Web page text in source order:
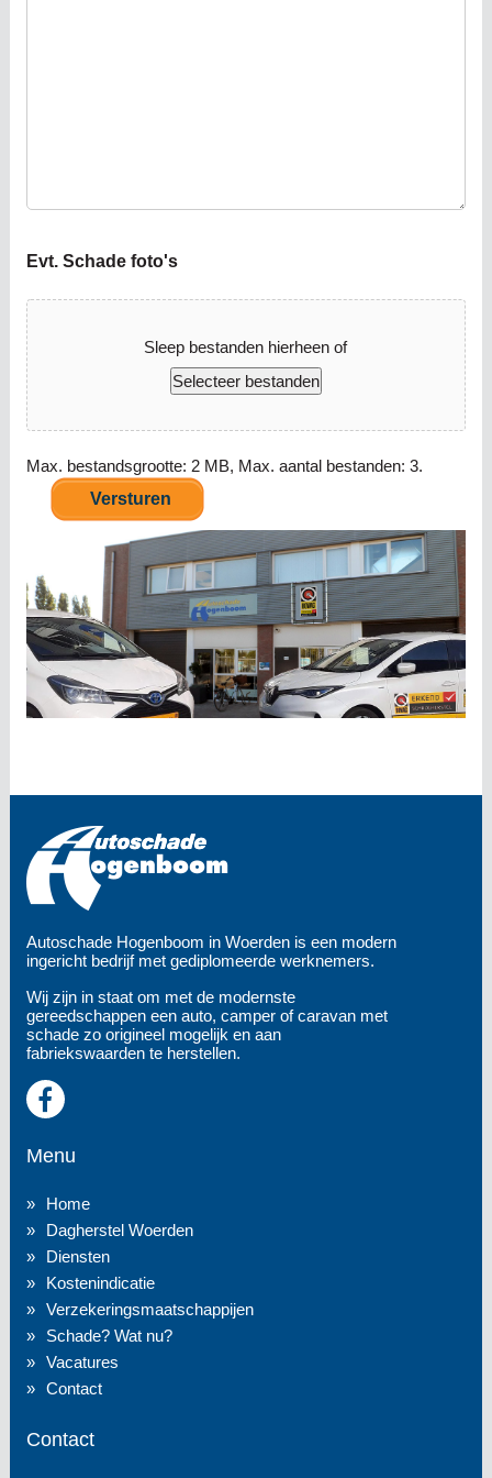
Evt. Schade foto's
Sleep bestanden hierheen of
Selecteer bestanden
Max. bestandsgrootte: 2 MB, Max. aantal bestanden: 3.
Autoschade Hogenboom in Woerden is een modern
ingericht bedrijf met gediplomeerde werknemers.
Wij zijn in staat om met de modernste
gereedschappen een auto, camper of caravan met
schade zo origineel mogelijk en aan
fabriekswaarden te herstellen.
Menu
Home
Dagherstel Woerden
Diensten
Kostenindicatie
Verzekeringsmaatschappijen
Schade? Wat nu?
Vacatures
Contact
Contact